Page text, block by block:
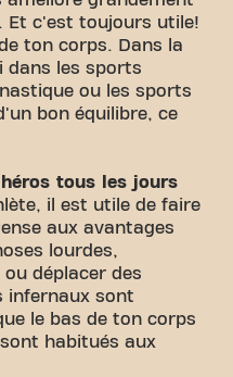
Et c'est toujours utile!
ton corps. Dans la
dans les sports
ou les sports
bon équilibre, ce
tous les jours
il est utile de faire
aux avantages
lourdes,
déplacer des
infernaux sont
le bas de ton corps
habitués aux